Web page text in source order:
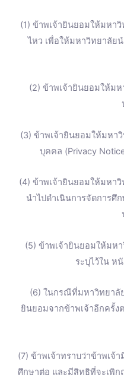
(1) ข้าพเจ้ายินยอมให้มหา
ไหว เพื่อให้มหาวิทยาลัย
(2) ข้าพเจ้ายินยอมให้ม
(3) ข้าพเจ้ายินยอมให้มหา
บุคคล (Privacy
(4) ข้าพเจ้ายินยอมให้มหา
นำไปดำเนินการจัดการศึ
(5) ข้าพเจ้ายินยอมให้มห
ระบุไว้ใน ห
(6) ในกรณีที่มหาวิทยาลั
ยินยอมจากข้าพเจ้าอีกครั้ง
(7) ข้าพเจ้าทราบว่าข้าพเจ้
ศึกษาต่อ และมีสิทธิที่จะเพิ